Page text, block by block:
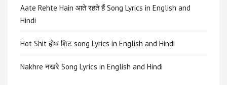
Aate Rehte Hain आते रहते हैं Song Lyrics in English and
Hindi
Hot Shit होथ शिट song Lyrics in English and Hindi
Nakhre नखरे Song Lyrics in English and Hindi